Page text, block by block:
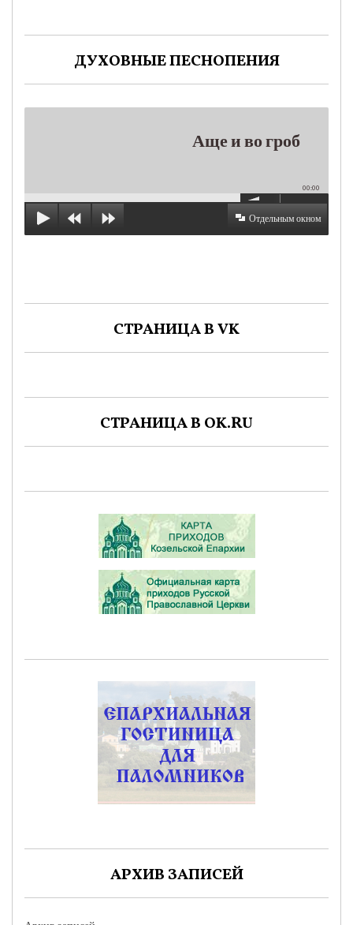
ДУХОВНЫЕ ПЕСНОПЕНИЯ
Аще и во гроб
00:00
Отдельным окном
СТРАНИЦА В VK
СТРАНИЦА В OK.RU
АРХИВ ЗАПИСЕЙ